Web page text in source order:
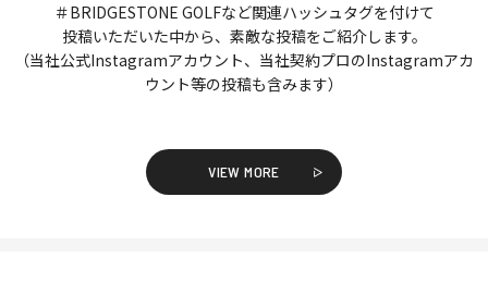
＃BRIDGESTONE GOLFなど関連ハッシュタグを付けて
投稿いただいた中から、素敵な投稿をご紹介します。
（当社公式Instagramアカウント、当社契約プロのInstagramアカ
ウント等の投稿も含みます）
VIEW MORE